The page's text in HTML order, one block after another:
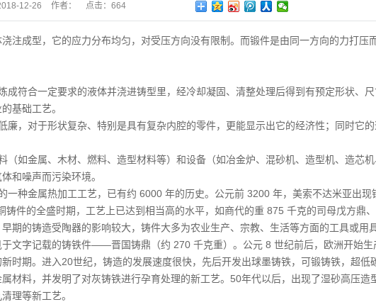
12-26 作者： 点击： 664
注成型，它的应力分布均匀，对受压方向没有限制。而锻件是由同一方向的力打压
成符合一定要求的液体并浇进铸型里，经冷却凝固、清整处理后得到有预定形状、
基础工艺。
廉，对于形状复杂、特别是具有复杂内腔的零件，更能显示出它的经济性；同时它
（如金属、木材、燃料、造型材料等）和设备（如冶金炉、混砂机、造型机、造芯机
和噪声而污染环境。
一种金属热加工工艺，已有约 6000 年的历史。公元前 3200 年，美索不达米亚出
铸件的全盛时期，工艺上已达到相当高的水平，如商代的重 875 千克的司母戊方鼎
期的铸造受陶器的影响较大，铸件大多为农业生产、宗教、生活等方面的工具或用
文字记载的铸铁件——晋国铸鼎（约 270 千克重）。公元 8 世纪前后，欧洲开始
时期。进入20世纪，铸造的发展速度很快，先后开发出球墨铸铁，可锻铸铁，超低
材料，并发明了对灰铸铁进行孕育处理的新工艺。50年代以后，出现了湿砂高压造
理等新工艺。